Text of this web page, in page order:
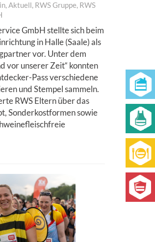
, Aktuell, RWS Gruppe, RWS
GmbH stellte sich beim
in Halle (Saale) als
vor. Unter dem
vor unserer Zeit“ konnten
Pass verschiedene
und Stempel sammeln.
RWS Eltern über das
Sonderkostformen sowie